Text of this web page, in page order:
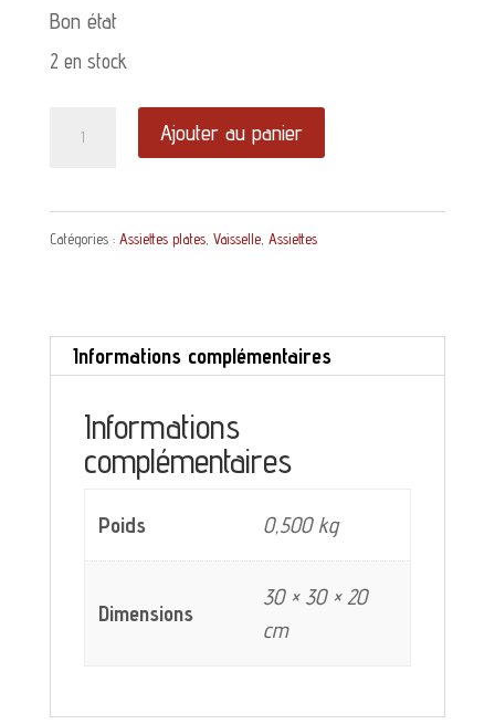
Bon état
2 en stock
quantité
Assiette
plate
décor
Ajouter au panier
Catégories : Assiettes plates, Vaisselle, Assiettes
Informations complémentaires
Informations
complémentaires
Poids 0,500 kg
Dimensions
30 × 30 × 20
cm